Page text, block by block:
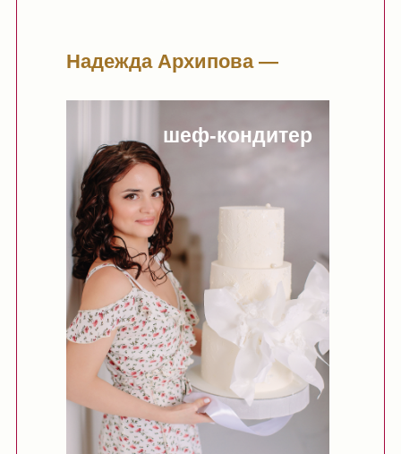
Надежда Архипова —
шеф-кондитер